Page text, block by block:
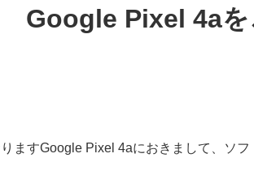
Google Pixel 4a
ますGoogle Pixel 4aにおきまして、ソフ